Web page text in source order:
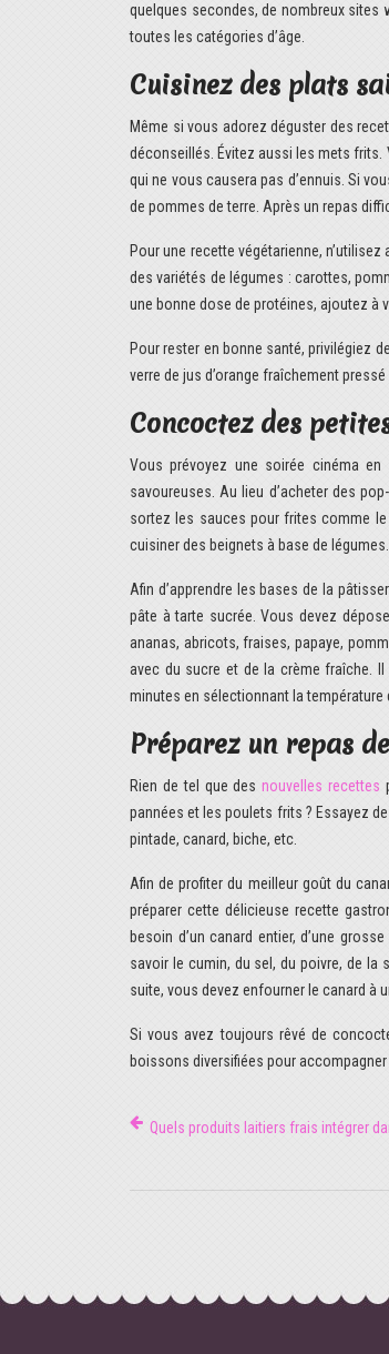
quelques secondes, de nombreux
toutes les catégories d’âge.
Cuisinez des plats
Même si vous adorez déguster des
déconseillés. Évitez aussi les mets frits.
qui ne vous causera pas d’ennuis. Si
de pommes de terre. Après un repas
Pour une recette végétarienne,
des variétés de légumes : carottes,
une bonne dose de protéines, ajoutez à
Pour rester en bonne santé, privilégiez
verre de jus d’orange fraîchement
Concoctez des
Vous prévoyez une soirée cinéma
savoureuses. Au lieu d’acheter des
sortez les sauces pour frites comme
cuisiner des beignets à base de
Afin d’apprendre les bases de la
pâte à tarte sucrée. Vous devez
ananas, abricots, fraises, papaye,
avec du sucre et de la crème fraîche.
minutes en sélectionnant la température
Préparez un repas
Rien de tel que desnouvelles recettes
pannées et les poulets frits ? Essayez
pintade, canard, biche, etc.
Afin de profiter du meilleur goût du
préparer cette délicieuse recette
besoin d’un canard entier, d’une
savoir le cumin, du sel, du poivre, de la
suite, vous devez enfourner le canard à
Si vous avez toujours rêvé de
boissons diversifiées pour
Quels produits laitiers frais intégrer